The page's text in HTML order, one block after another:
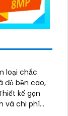
loại chắc
độ bền cao,
và chi phí